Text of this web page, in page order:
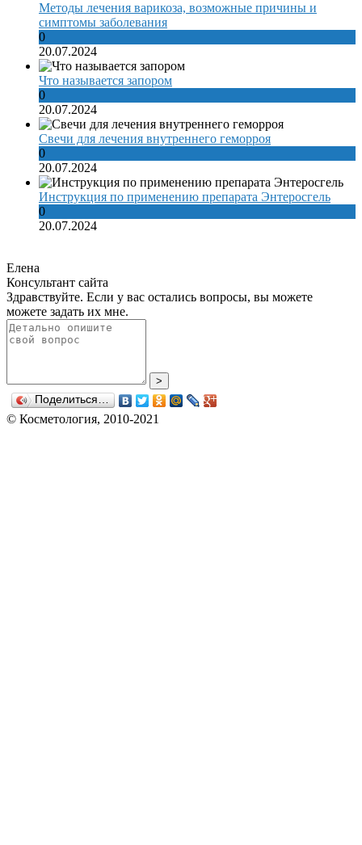
Методы лечения варикоза, возможные причины и
симптомы заболевания
0
20.07.2024
Что называется запором
0
20.07.2024
Свечи для лечения внутреннего геморроя
0
20.07.2024
Инструкция по применению препарата Энтеросгель
0
20.07.2024
Елена
Консультант сайта
Здравствуйте. Если у вас остались вопросы, вы можете
можете задать их мне.
>
Поделиться…
© Косметология, 2010-2021